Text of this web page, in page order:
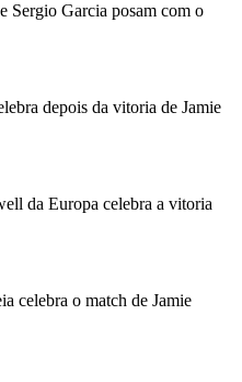
Sergio Garcia posam com o
depois da vitoria de Jamie
da Europa celebra a vitoria
celebra o match de Jamie